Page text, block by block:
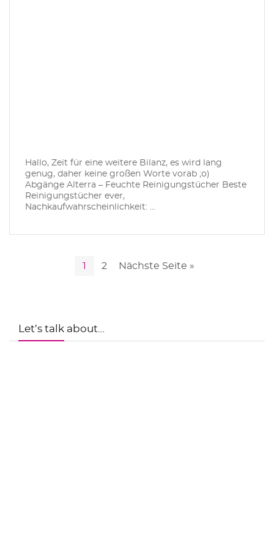
Hallo, Zeit für eine weitere Bilanz, es wird lang
genug, daher keine großen Worte vorab ;o)
Abgänge Alterra – Feuchte Reinigungstücher Beste
Reinigungstücher ever,
Nachkaufwahrscheinlichkeit: ...
1 2 Nächste Seite »
Let’s talk about…